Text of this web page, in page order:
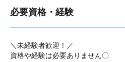
必要資格・経験
＼未経験者歓迎！／
資格や経験は必要ありません〇